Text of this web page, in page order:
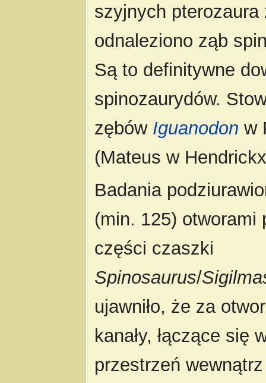
szyjnych
odnaleziono ząb
Są to definitywne
spinozaurydów.
zębów Iguanodon w
(Mateus w
Badania
(min. 125) otworami
części czaszki
Spinosaurus/
ujawniło, że za
kanały, łączące się
przestrzeń